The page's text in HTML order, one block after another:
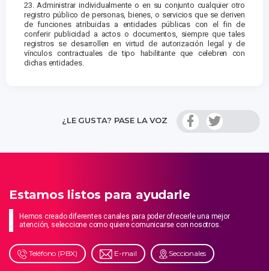
23. Administrar individualmente o en su conjunto cualquier otro
registro público de personas, bienes, o servicios que se deriven
de funciones atribuidas a entidades públicas con el fin de
conferir publicidad a actos o documentos, siempre que tales
registros se desarrollen en virtud de autorización legal y de
vínculos contractuales de tipo habilitante que celebren con
dichas entidades.
¿LE GUSTA? PASE LA VOZ
Estamos listos para ayudarle
Hemos creado diferentes canales para poder ofrecerle una mejor
atención, seleccione como quiere comunicarse con nosotros.
Teléfono (PBX) E-mail Seccionales